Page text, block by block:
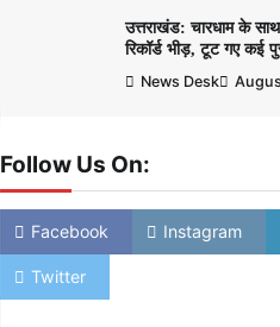
उत्तराखंड: चारधाम के
रिकॉर्ड भीड़, टूट गए कई
News Desk
Follow Us On:
Facebook Instagram
Twitter